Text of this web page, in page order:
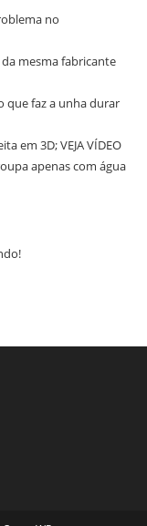
no
mesma fabricante
que faz a unha durar
em 3D; VEJA VÍDEO
apenas com água